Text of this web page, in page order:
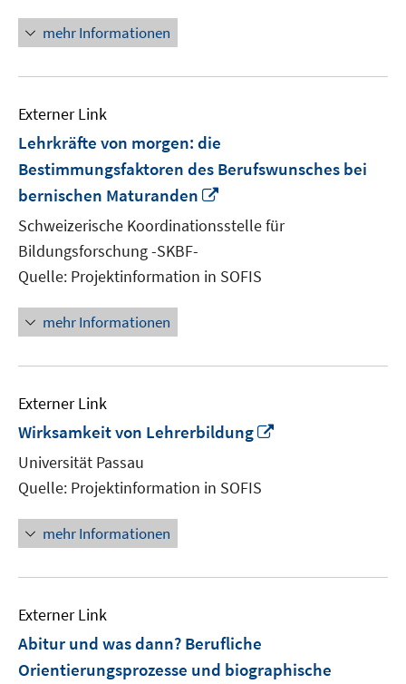
mehr Informationen
Externer Link
Lehrkräfte von morgen: die
Bestimmungsfaktoren des Berufswunsches bei
bernischen Maturanden
neuem
Fenster
Schweizerische Koordinationsstelle für
Bildungsforschung -SKBF-
Quelle: Projektinformation in SOFIS
mehr Informationen
Externer Link
Wirksamkeit von Lehrerbildung
Universität Passau
Quelle: Projektinformation in SOFIS
mehr Informationen
Externer Link
Abitur und was dann? Berufliche
Orientierungsprozesse und biographische